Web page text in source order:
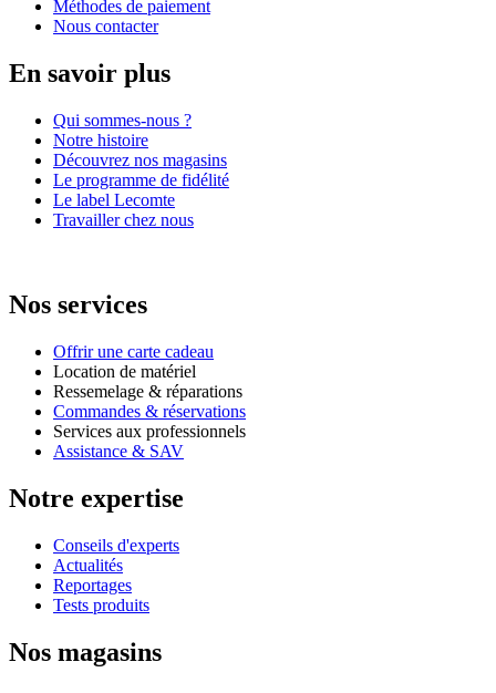
Méthodes de paiement
Nous contacter
En savoir plus
Qui sommes-nous ?
Notre histoire
Découvrez nos magasins
Le programme de fidélité
Le label Lecomte
Travailler chez nous
Nos services
Offrir une carte cadeau
Location de matériel
Ressemelage & réparations
Commandes & réservations
Services aux professionnels
Assistance & SAV
Notre expertise
Conseils d'experts
Actualités
Reportages
Tests produits
Nos magasins